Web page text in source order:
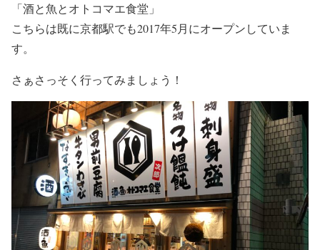
「酒と魚とオトコマエ食堂」
こちらは既に京都駅でも2017年5月にオープンしていま
す。
さぁさっそく行ってみましょう！